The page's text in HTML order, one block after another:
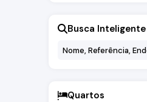
Busca Inteligente
Quartos